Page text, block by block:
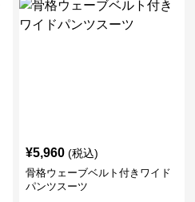
¥5,960 (税込)
骨格ウェーブベルト付きワイド
パンツスーツ